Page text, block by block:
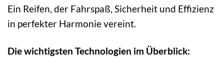
Ein Reifen, der Fahrspaß, Sicherheit und Effizienz
in perfekter Harmonie vereint.
Die wichtigsten Technologien im Überblick: